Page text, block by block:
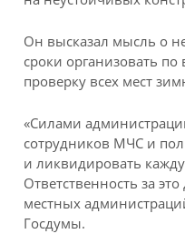
Он высказал мысль о
сроки организовать
проверку всех мест
«Силами
сотрудников МЧС и
и ликвидировать
Ответственность за
местных
Госдумы.